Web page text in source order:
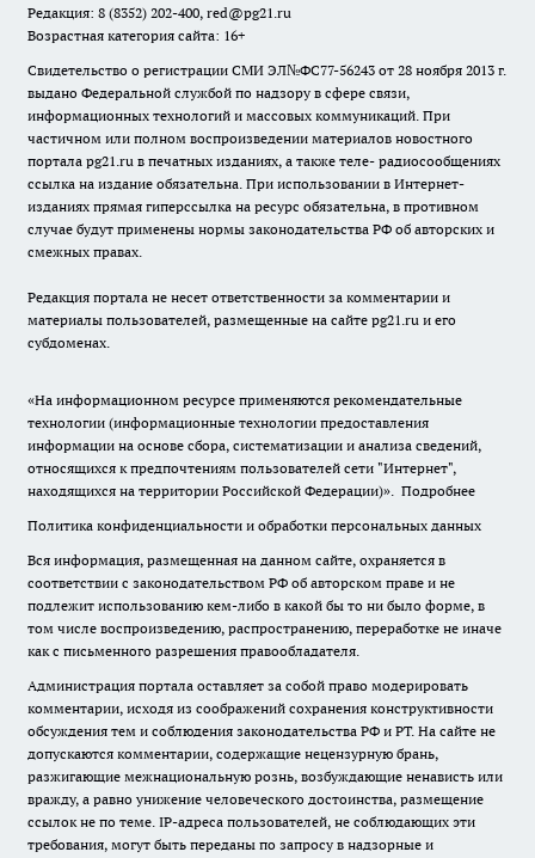
Редакция: 8 (8352) 202-400, red@pg21.ru
Возрастная категория сайта: 16+
Свидетельство о регистрации СМИ ЭЛ№ФС77-56243 от 28 ноября 2013 г.
выдано Федеральной службой по надзору в сфере связи,
информационных технологий и массовых коммуникаций. При
частичном или полном воспроизведении материалов новостного
портала pg21.ru в печатных изданиях, а также теле- радиосообщениях
ссылка на издание обязательна. При использовании в Интернет-
изданиях прямая гиперссылка на ресурс обязательна, в противном
случае будут применены нормы законодательства РФ об авторских и
смежных правах.
Редакция портала не несет ответственности за комментарии и
материалы пользователей, размещенные на сайте pg21.ru и его
субдоменах.
«На информационном ресурсе применяются рекомендательные
технологии (информационные технологии предоставления
информации на основе сбора, систематизации и анализа сведений,
относящихся к предпочтениям пользователей сети "Интернет",
находящихся на территории Российской Федерации)». Подробнее
Политика конфиденциальности и обработки персональных данных
Вся информация, размещенная на данном сайте, охраняется в
соответствии с законодательством РФ об авторском праве и не
подлежит использованию кем-либо в какой бы то ни было форме, в
том числе воспроизведению, распространению, переработке не иначе
как с письменного разрешения правообладателя.
Администрация портала оставляет за собой право модерировать
комментарии, исходя из соображений сохранения конструктивности
обсуждения тем и соблюдения законодательства РФ и РТ. На сайте не
допускаются комментарии, содержащие нецензурную брань,
разжигающие межнациональную рознь, возбуждающие ненависть или
вражду, а равно унижение человеческого достоинства, размещение
ссылок не по теме. IP-адреса пользователей, не соблюдающих эти
требования, могут быть переданы по запросу в надзорные и